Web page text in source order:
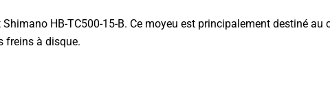
HB-TC500-15-B. Ce moyeu est principalement destiné
freins à disque.